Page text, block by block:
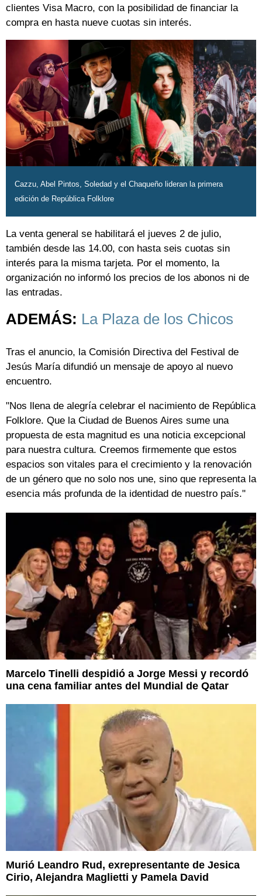
clientes Visa Macro, con la posibilidad de financiar la
compra en hasta nueve cuotas sin interés.
Cazzu, Abel Pintos, Soledad y el Chaqueño lideran la primera
edición de República Folklore
La venta general se habilitará el jueves 2 de julio,
también desde las 14.00, con hasta seis cuotas sin
interés para la misma tarjeta. Por el momento, la
organización no informó los precios de los abonos ni de
las entradas.
ADEMÁS: La Plaza de los Chicos
Tras el anuncio, la Comisión Directiva del Festival de
Jesús María difundió un mensaje de apoyo al nuevo
encuentro.
"Nos llena de alegría celebrar el nacimiento de República
Folklore. Que la Ciudad de Buenos Aires sume una
propuesta de esta magnitud es una noticia excepcional
para nuestra cultura. Creemos firmemente que estos
espacios son vitales para el crecimiento y la renovación
de un género que no solo nos une, sino que representa la
esencia más profunda de la identidad de nuestro país."
Marcelo Tinelli despidió a Jorge Messi y recordó
una cena familiar antes del Mundial de Qatar
Murió Leandro Rud, exrepresentante de Jesica
Cirio, Alejandra Maglietti y Pamela David